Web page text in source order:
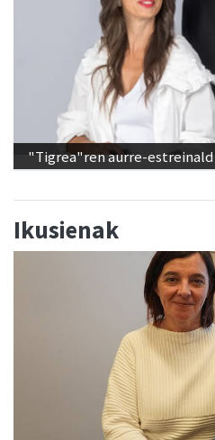
"Tigrea"ren aurre-
Ikusienak